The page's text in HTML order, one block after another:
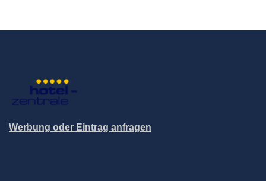
Werbung oder Eintrag anfragen